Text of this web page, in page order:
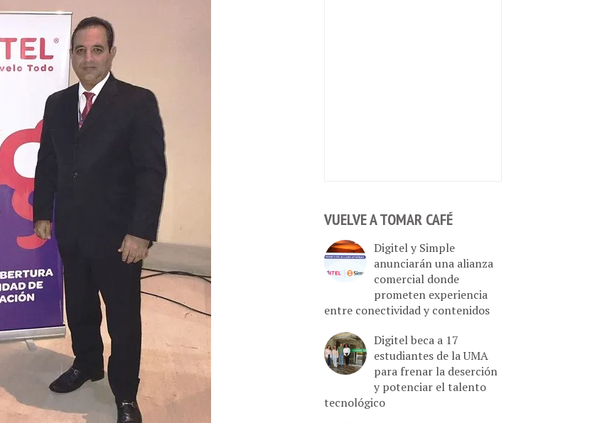
VUELVE A TOMAR CAFÉ
Digitel y Simple
anunciarán una alianza
comercial donde
prometen experiencia
entre conectividad y contenidos
Digitel beca a 17
estudiantes de la UMA
para frenar la deserción
y potenciar el talento
tecnológico